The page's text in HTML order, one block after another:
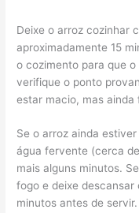
Deixe o arroz cozinhar
aproximadamente 15
o cozimento para que
verifique o ponto
estar macio, mas
Se o arroz ainda
água fervente (cerca
mais alguns minutos.
fogo e deixe descansar
minutos antes de